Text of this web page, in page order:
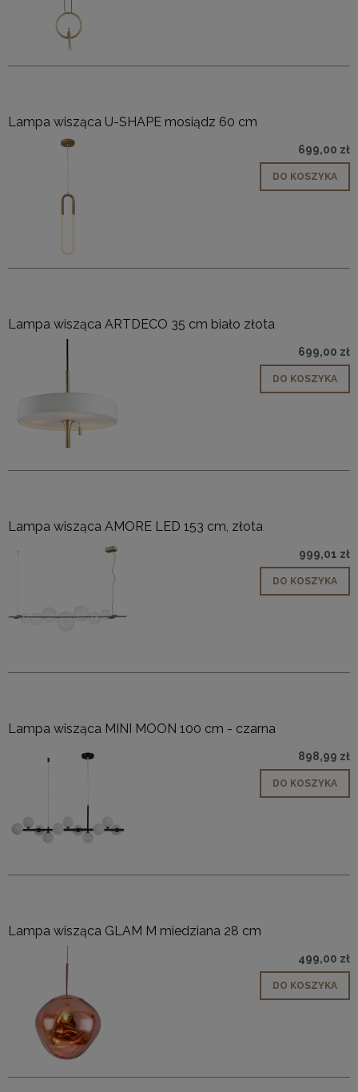
Lampa wisząca U-SHAPE mosiądz 60 cm
699,00 zł
DO KOSZYKA
Lampa wisząca ARTDECO 35 cm biało złota
699,00 zł
DO KOSZYKA
Lampa wisząca AMORE LED 153 cm, złota
999,01 zł
DO KOSZYKA
Lampa wisząca MINI MOON 100 cm - czarna
898,99 zł
DO KOSZYKA
Lampa wisząca GLAM M miedziana 28 cm
499,00 zł
DO KOSZYKA